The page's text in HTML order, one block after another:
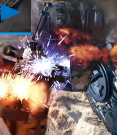
Reproducir
Detalles
del
Multijugador
Beta
de
Call
of
Duty:
Black
Ops
III
Video